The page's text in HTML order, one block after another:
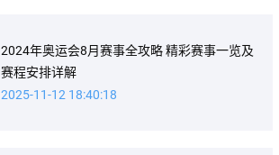
2024年奥运会8月赛事全攻略 精彩赛事一览及
赛程安排详解
2025-11-12 18:40:18